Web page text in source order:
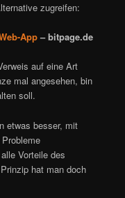
zugreifen:
App – bitpage.de
auf eine Art
mal angesehen, bin
soll.
etwas besser, mit
Vorteile des
hat man doch